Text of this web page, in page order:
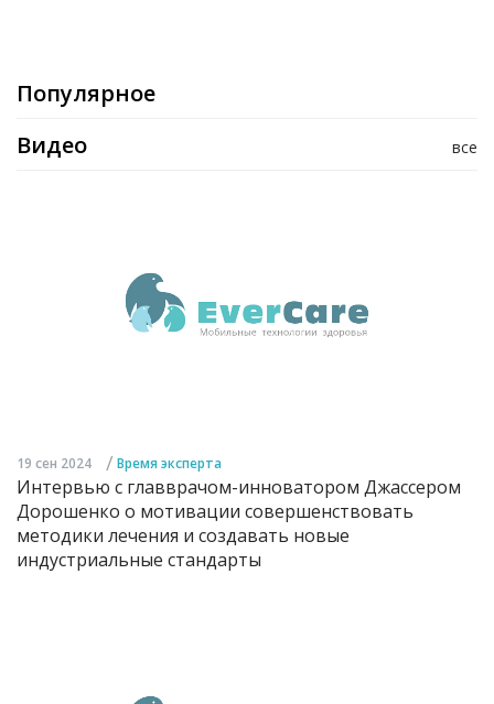
Популярное
все
Видео
19 сен 2024 / Время эксперта
Интервью с главврачом-инноватором Джассером
Дорошенко о мотивации совершенствовать
методики лечения и создавать новые
индустриальные стандарты